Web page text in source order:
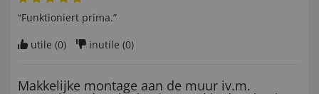
“Funktioniert prima.”
utile (0) inutile (0)
Makkelijke montage aan de muur iv.m.